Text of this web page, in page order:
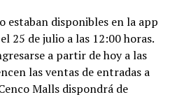
estaban disponibles en la app
25 de julio a las 12:00 horas.
a partir de hoy a las
las ventas de entradas a
Malls dispondrá de